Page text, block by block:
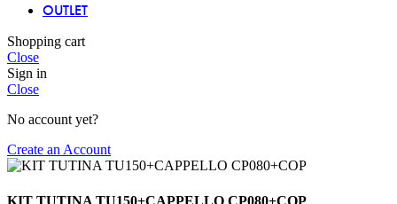
OUTLET
Shopping cart
Close
Sign in
Close
No account yet?
Create an Account
KIT TUTINA TU150+CAPPELLO CP080+COP